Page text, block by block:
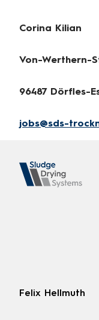
Corina Kilian
Von-Werthern-
96487 Dörfles-
jobs@sds-
Felix Hellmuth